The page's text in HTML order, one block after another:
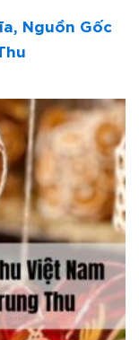
Nguồn Gốc